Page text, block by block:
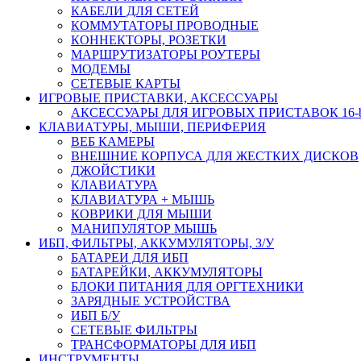
КАБЕЛИ ДЛЯ СЕТЕЙ
КОММУТАТОРЫ ПРОВОДНЫЕ
КОННЕКТОРЫ, РОЗЕТКИ
МАРШРУТИЗАТОРЫ РОУТЕРЫ
МОДЕМЫ
СЕТЕВЫЕ КАРТЫ
ИГРОВЫЕ ПРИСТАВКИ, АКСЕССУАРЫ
АКСЕССУАРЫ ДЛЯ ИГРОВЫХ ПРИСТАВОК 16-
КЛАВИАТУРЫ, МЫШИ, ПЕРИФЕРИЯ
ВЕБ КАМЕРЫ
ВНЕШНИЕ КОРПУСА ДЛЯ ЖЕСТКИХ ДИСКОВ
ДЖОЙСТИКИ
КЛАВИАТУРА
КЛАВИАТУРА + МЫШЬ
КОВРИКИ ДЛЯ МЫШИ
МАНИПУЛЯТОР МЫШЬ
ИБП, ФИЛЬТРЫ, АККУМУЛЯТОРЫ, З/У
БАТАРЕИ ДЛЯ ИБП
БАТАРЕЙКИ, АККУМУЛЯТОРЫ
БЛОКИ ПИТАНИЯ ДЛЯ ОРГТЕХНИКИ
ЗАРЯДНЫЕ УСТРОЙСТВА
ИБП Б/У
СЕТЕВЫЕ ФИЛЬТРЫ
ТРАНСФОРМАТОРЫ ДЛЯ ИБП